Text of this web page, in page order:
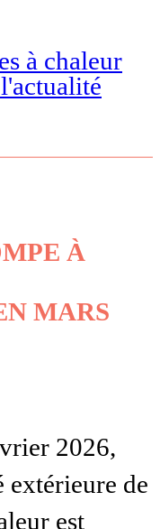
à chaleur
À
MARS
2026,
extérieure de
est